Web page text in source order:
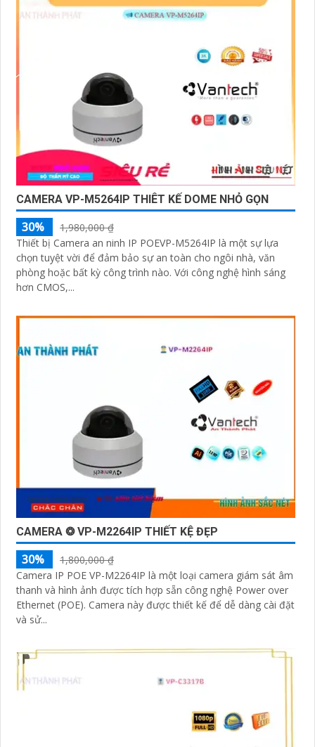
Với tính năng cảm biến chuyển động và cảnh báo
thông minh, Camera Zoom 25X giúp bạn nhận biết và
Camera Zoom 25X được thiết kế nhỏ gọn, dễ lắp đặt và
ứng dụng linh hoạt trong nhiều môi trường khác nhau,
từ trong nhà đến ngoài trời.
Với Camera Zoom 25X, bạn hoàn toàn yên tâm về việc
quan sát và giám sát từ xa mọi lúc, mọi nơi mà không
gặp bất kỳ khó khăn nào.
CAMERA VP-M5264IP THIÊT KẾ DOME NHỎ GỌN
30%
1,980,000 ₫
Thiết bị Camera an ninh IP POEVP-M5264IP là một sự lựa
chọn tuyệt vời để đảm bảo sự an toàn cho ngôi nhà, văn
phòng hoặc bất kỳ công trình nào. Với công nghệ hình sáng
hơn CMOS,...
CAMERA ❂ VP-M2264IP THIẾT KỆ ĐẸP
30%
1,800,000 ₫
Camera IP POE VP-M2264IP là một loại camera giám sát âm
thanh và hình ảnh được tích hợp sẵn công nghệ Power over
Ethernet (POE). Camera này được thiết kế để dễ dàng cài đặt
và sử...